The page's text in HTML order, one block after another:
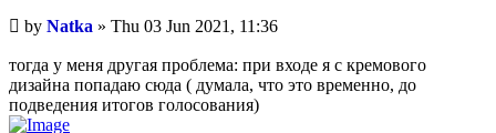
Unread
post
by Natka » Thu 03 Jun 2021, 11:36
тогда у меня другая проблема: при входе я с кремового
дизайна попадаю сюда ( думала, что это временно, до
подведения итогов голосования)